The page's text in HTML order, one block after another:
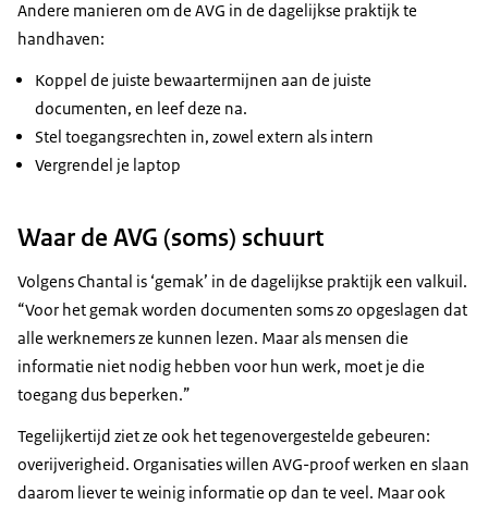
Andere manieren om de AVG in de dagelijkse praktijk te
handhaven:
Koppel de juiste bewaartermijnen aan de juiste
documenten, en leef deze na.
Stel toegangsrechten in, zowel extern als intern
Vergrendel je laptop
Waar de AVG (soms) schuurt
Volgens Chantal is ‘gemak’ in de dagelijkse praktijk een valkuil.
“Voor het gemak worden documenten soms zo opgeslagen dat
alle werknemers ze kunnen lezen. Maar als mensen die
informatie niet nodig hebben voor hun werk, moet je die
toegang dus beperken.”
Tegelijkertijd ziet ze ook het tegenovergestelde gebeuren:
overijverigheid. Organisaties willen AVG-proof werken en slaan
daarom liever te weinig informatie op dan te veel. Maar ook